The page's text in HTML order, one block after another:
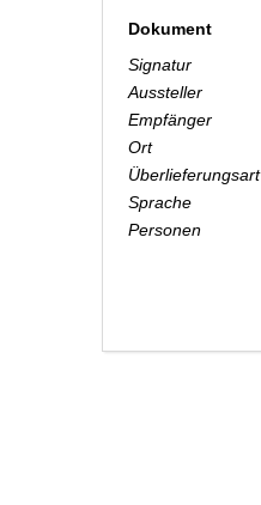
Dokument
Signatur
Aussteller
Empfänger
Ort
Überlieferungsart
Sprache
Personen